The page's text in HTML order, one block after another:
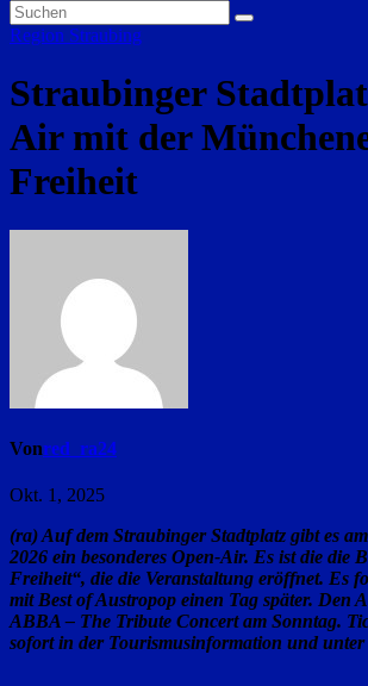
Region Straubing
Straubinger
Air mit der
Freiheit
Vonred_ra24
Okt. 1, 2025
(ra) Auf dem Straubinger Stadtplatz gibt es
2026 ein besonderes Open-Air. Es ist die die
Freiheit“, die die Veranstaltung eröffnet. Es
mit Best of Austropop einen Tag später. Den
ABBA – The Tribute Concert am Sonntag.
sofort in der Tourismusinformation und unter